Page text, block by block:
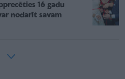
16 gadu
nodarīt savam